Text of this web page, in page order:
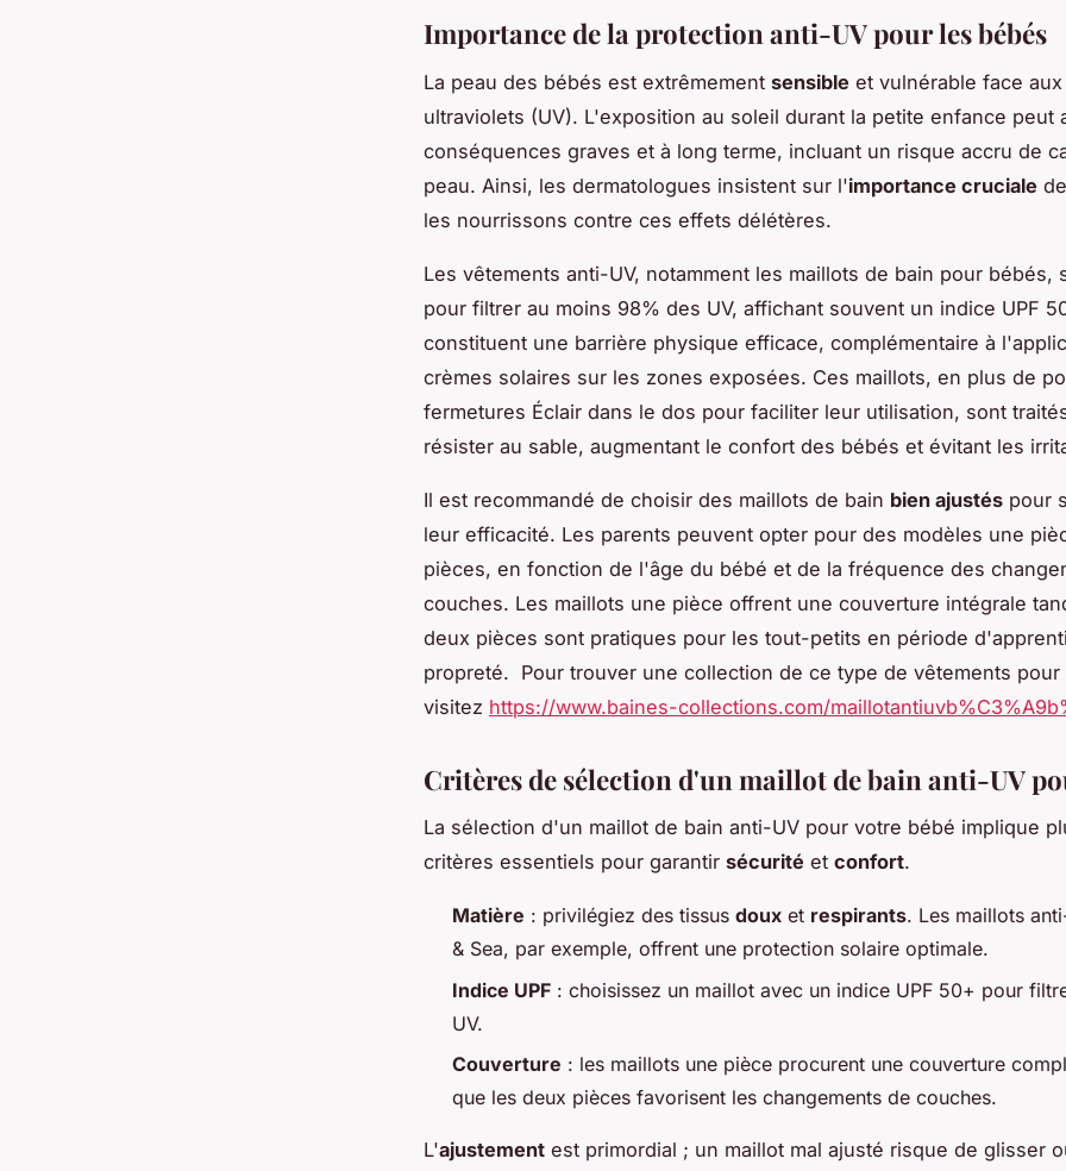
Importance de la protection anti-UV pour les bébés
La peau des bébés est extrêmement sensible et vulnérable face
ultraviolets (UV). L'exposition au soleil durant la petite enfance peut
conséquences graves et à long terme, incluant un risque accru de
peau. Ainsi, les dermatologues insistent sur l'importance cruciale
les nourrissons contre ces effets délétères.
Les vêtements anti-UV, notamment les maillots de bain pour bébés,
pour filtrer au moins 98% des UV, affichant souvent un indice UPF
constituent une barrière physique efficace, complémentaire à
crèmes solaires sur les zones exposées. Ces maillots, en plus de
fermetures Éclair dans le dos pour faciliter leur utilisation, sont
résister au sable, augmentant le confort des bébés et évitant les
Il est recommandé de choisir des maillots de bain bien ajustés pour
leur efficacité. Les parents peuvent opter pour des modèles une
pièces, en fonction de l'âge du bébé et de la fréquence des
couches. Les maillots une pièce offrent une couverture intégrale
deux pièces sont pratiques pour les tout-petits en période
propreté. Pour trouver une collection de ce type de vêtements pour
visitez https://www.baines-collections.com/
Critères de sélection d'un maillot de bain anti-UV
La sélection d'un maillot de bain anti-UV pour votre bébé implique
critères essentiels pour garantir sécurité et confort.
Matière : privilégiez des tissus doux et respirants. Les maillots
& Sea, par exemple, offrent une protection solaire optimale.
Indice UPF : choisissez un maillot avec un indice UPF 50+ pour
UV.
Couverture : les maillots une pièce procurent une couverture
que les deux pièces favorisent les changements de couches.
L'ajustement est primordial ; un maillot mal ajusté risque de glisser